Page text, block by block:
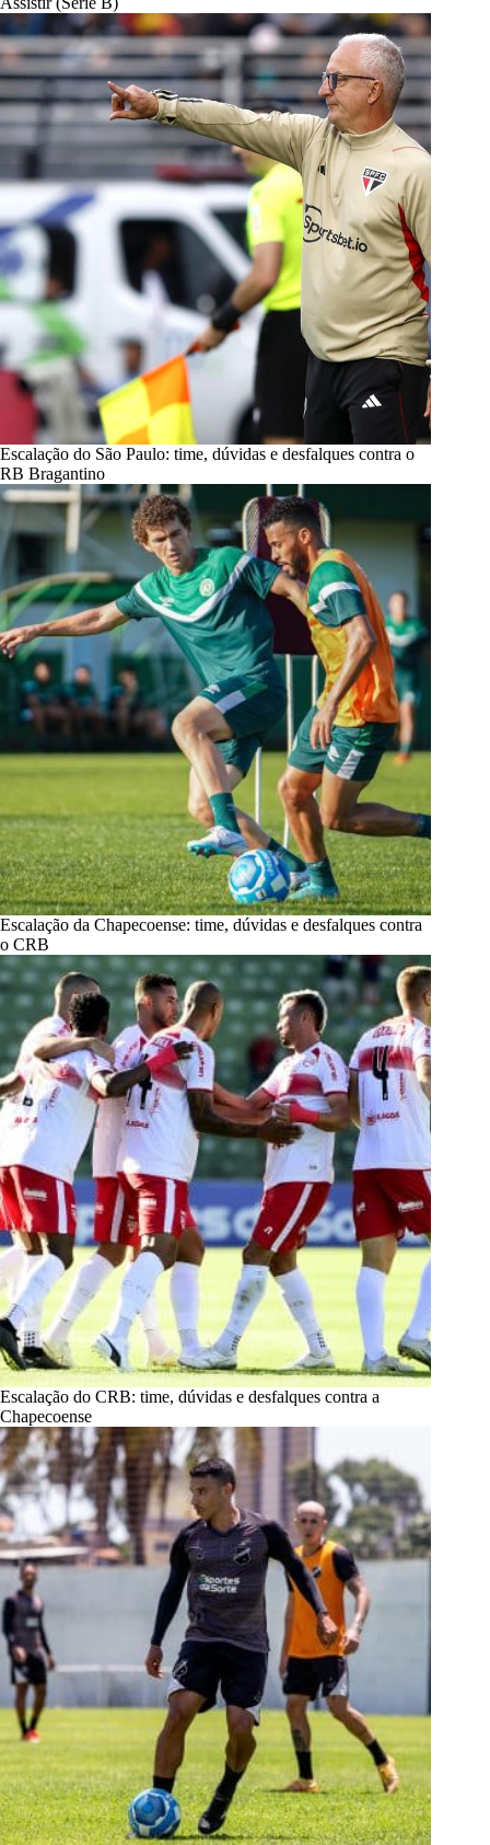
Escalação do São Paulo: time, dúvidas e desfalques contra o
RB Bragantino
Escalação da Chapecoense: time, dúvidas e desfalques contra
o CRB
Escalação do CRB: time, dúvidas e desfalques contra a
Chapecoense